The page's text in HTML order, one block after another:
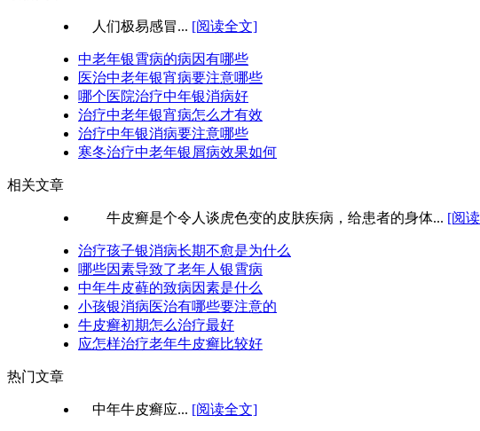
人们极易感冒... [阅读全文]
中老年银霄病的病因有哪些
医治中老年银宵病要注意哪些
哪个医院治疗中年银消病好
治疗中老年银宵病怎么才有效
治疗中年银消病要注意哪些
寒冬治疗中老年银屑病效果如何
相关文章
牛皮癣是个令人谈虎色变的皮肤疾病，给患者的身体... [阅
治疗孩子银消病长期不愈是为什么
哪些因素导致了老年人银霄病
中年牛皮藓的致病因素是什么
小孩银消病医治有哪些要注意的
牛皮癣初期怎么治疗最好
应怎样治疗老年牛皮癣比较好
热门文章
中年牛皮癣应... [阅读全文]